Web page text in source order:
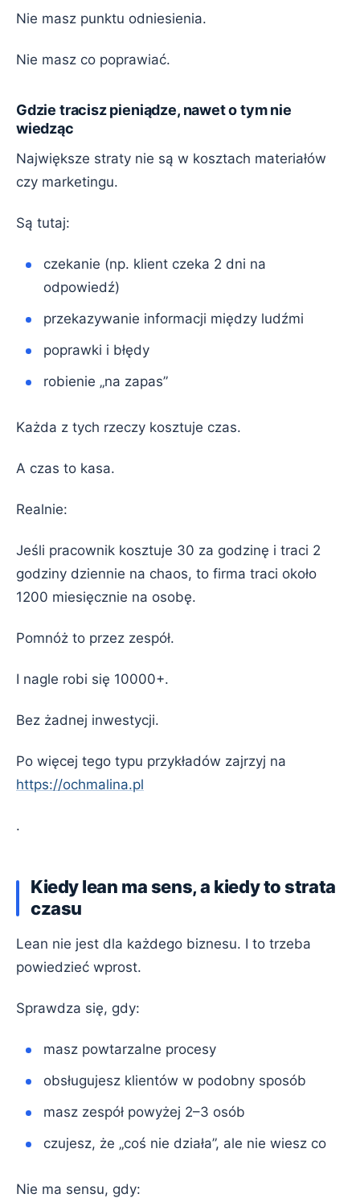
Nie masz punktu odniesienia.
Nie masz co poprawiać.
Gdzie tracisz pieniądze, nawet o tym nie
wiedząc
Największe straty nie są w kosztach materiałów
czy marketingu.
Są tutaj:
czekanie (np. klient czeka 2 dni na
odpowiedź)
przekazywanie informacji między ludźmi
poprawki i błędy
robienie „na zapas”
Każda z tych rzeczy kosztuje czas.
A czas to kasa.
Realnie:
Jeśli pracownik kosztuje 30 za godzinę i traci 2
godziny dziennie na chaos, to firma traci około
1200 miesięcznie na osobę.
Pomnóż to przez zespół.
I nagle robi się 10000+.
Bez żadnej inwestycji.
Po więcej tego typu przykładów zajrzyj na
https://ochmalina.pl
.
Kiedy lean ma sens, a kiedy to strata
czasu
Lean nie jest dla każdego biznesu. I to trzeba
powiedzieć wprost.
Sprawdza się, gdy:
masz powtarzalne procesy
obsługujesz klientów w podobny sposób
masz zespół powyżej 2–3 osób
czujesz, że „coś nie działa”, ale nie wiesz co
Nie ma sensu, gdy: